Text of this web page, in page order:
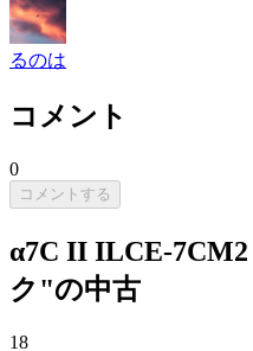
るのは
コメント
0
コメントする
α7C II ILCE-
ク"の中古
18